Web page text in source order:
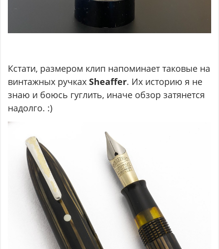
Кстати, размером клип напоминает таковые на
винтажных ручкахSheaffer. Их историю я не
знаю и боюсь гуглить, иначе обзор затянется
надолго. :)